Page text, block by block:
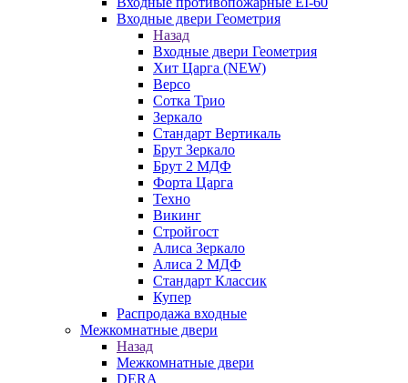
Входные двери Геометрия
Назад
Входные двери Геометрия
Хит Царга (NEW)
Версо
Сотка Трио
Зеркало
Стандарт Вертикаль
Брут Зеркало
Брут 2 МДФ
Форта Царга
Техно
Викинг
Стройгост
Алиса Зеркало
Алиса 2 МДФ
Стандарт Классик
Купер
Распродажа входные
Межкомнатные двери
Назад
Межкомнатные двери
DERA